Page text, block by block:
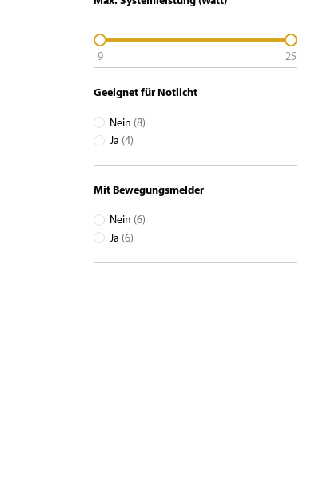
9 25
Geeignet für Notlicht
Nein (8)
Ja (4)
Mit Bewegungsmelder
Nein (6)
Ja (6)